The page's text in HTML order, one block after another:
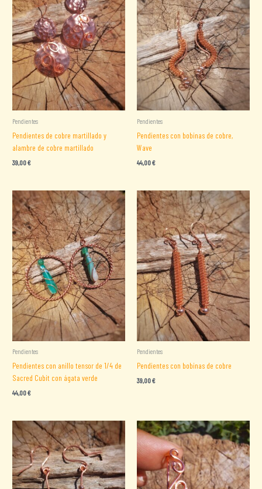
Pendientes
Pendientes de cobre martillado y
alambre de cobre martillado
39,00€
Pendientes
Pendientes con bobinas de cobre,
Wave
44,00€
Pendientes
Pendientes con anillo tensor de 1/4 de
Sacred Cubit con ágata verde
44,00€
Pendientes
Pendientes con bobinas de cobre
39,00€